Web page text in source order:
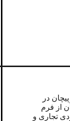
در
از فرم
تجاری و